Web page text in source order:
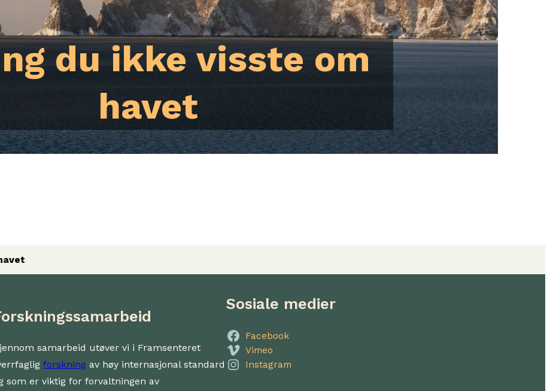
du ikke visste om
havet
samarbeid utøver vi i Framsenteret
forskning av høy internasjonal standard
som er viktig for forvaltningen av
Sosiale medier
Facebook
Vimeo
Instagram